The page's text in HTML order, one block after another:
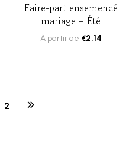
Faire-part ensemencé
mariage – Été
À partir de €2.14
2